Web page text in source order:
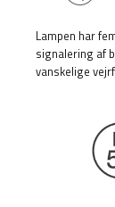
Lampen har
signalering af
vanskelige